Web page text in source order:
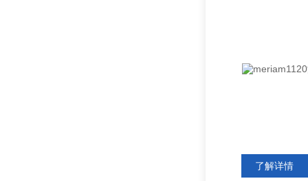
了解详情